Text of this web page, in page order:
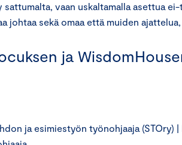
vaan uskaltamalla asettua
johtaa sekä omaa että muiden
ja
ja esimiestyön työnohjaaja (STOry)